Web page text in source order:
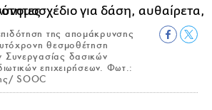
της απομάκρυνσης
θεσμοθέτηση
Συνεργασίας δασικών
επιχειρήσεων. Φωτ.:
SOOC